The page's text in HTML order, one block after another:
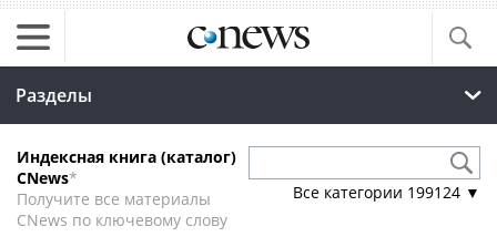
Разделы
Индексная книга (каталог)
CNews*
Получите все материалы
CNews по ключевому слову
Все категории 199124 ▼